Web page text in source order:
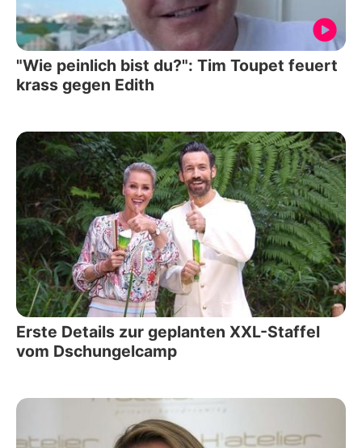
"Wie peinlich bist du?": Tim Toupet feuert
krass gegen Edith
Erste Details zur geplanten XXL-Staffel
vom Dschungelcamp